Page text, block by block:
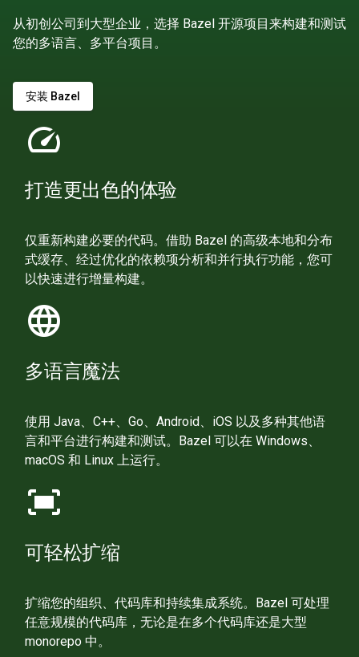
从初创公司到大型企业，选择 Bazel 开源项目来构建和测试
您的多语言、多平台项目。
安装 Bazel
speed
打造更出色的体验
仅重新构建必要的代码。借助 Bazel 的高级本地和分布
式缓存、经过优化的依赖项分析和并行执行功能，您可
以快速进行增量构建。
language
多语言魔法
使用 Java、C++、Go、Android、iOS 以及多种其他语
言和平台进行构建和测试。Bazel 可以在 Windows、
macOS 和 Linux 上运行。
fit_screen
可轻松扩缩
扩缩您的组织、代码库和持续集成系统。Bazel 可处理
任意规模的代码库，无论是在多个代码库还是大型
monorepo 中。